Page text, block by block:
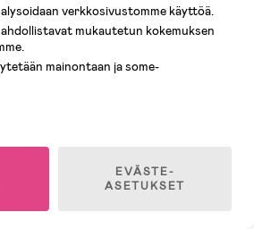
Talvikengät, Folklore print
100,90 €
verkkosivustomme käyttöä.
mukautetun kokemuksen
mainontaan ja some-
EVÄSTE-
ASETUKSET